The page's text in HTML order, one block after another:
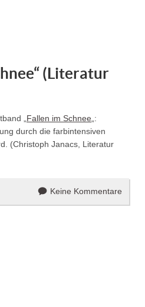
(Literatur
„ Fallen im Schnee „:
durch die farbintensiven
(Christoph Janacs, Literatur
Keine Kommentare